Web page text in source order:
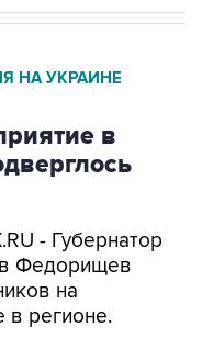
НА УКРАИНЕ
в
- Губернатор
Федорищев
на
в регионе.